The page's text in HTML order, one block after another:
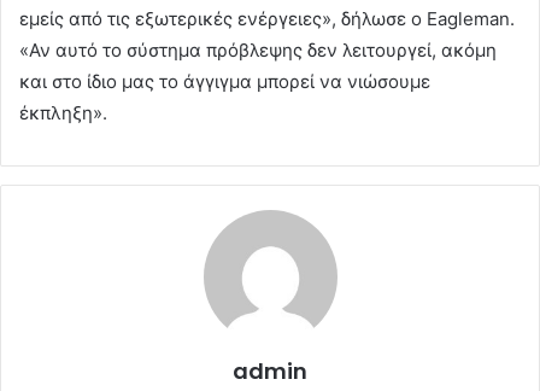
εμείς από τις εξωτερικές ενέργειες», δήλωσε ο Eagleman.
«Αν αυτό το σύστημα πρόβλεψης δεν λειτουργεί, ακόμη
και στο ίδιο μας το άγγιγμα μπορεί να νιώσουμε
έκπληξη».
admin